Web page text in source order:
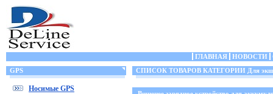
ГЛАВНАЯ НОВОСТИ
GPS
Носимые GPS
СПИСОК ТОВАРОВ КАТЕГОРИИ Для